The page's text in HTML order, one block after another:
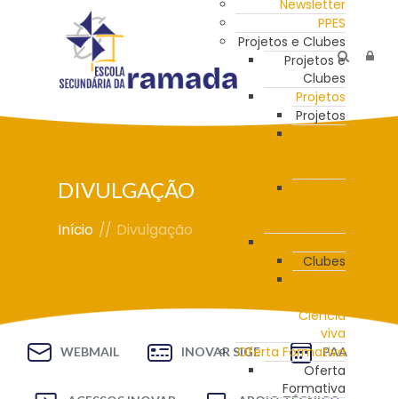
Newsletter
PPES
Projetos e Clubes
Projetos e
Clubes
Projetos
Projetos
Clubes
Ciência
viva
Oferta Formativa
Oferta
Formativa
DIVULGAÇÃO
Início // Divulgação
WEBMAIL INOVAR SIGE PAA